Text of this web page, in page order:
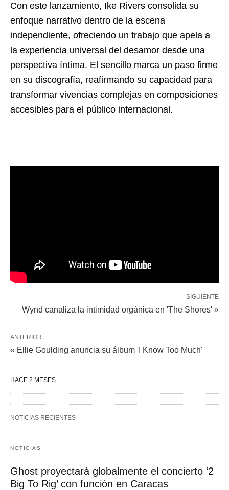
Con este lanzamiento, Ike Rivers consolida su
enfoque narrativo dentro de la escena
independiente, ofreciendo un trabajo que apela a
la experiencia universal del desamor desde una
perspectiva íntima. El sencillo marca un paso firme
en su discografía, reafirmando su capacidad para
transformar vivencias complejas en composiciones
accesibles para el público internacional.
SIGUIENTE
Wynd canaliza la intimidad orgánica en 'The Shores' »
ANTERIOR
« Ellie Goulding anuncia su álbum 'I Know Too Much'
HACE 2 MESES
NOTICIAS RECIENTES
NOTICIAS
Ghost proyectará globalmente el concierto ‘2
Big To Rig’ con función en Caracas